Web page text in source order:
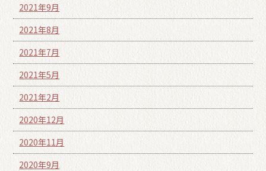
2021年9月
2021年8月
2021年7月
2021年5月
2021年2月
2020年12月
2020年11月
2020年9月